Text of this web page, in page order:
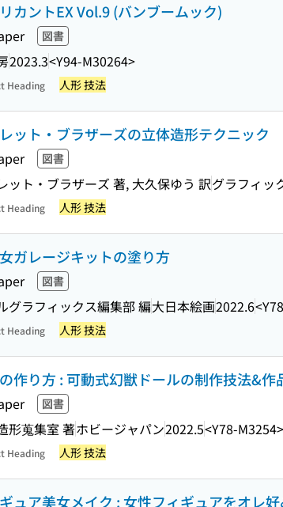
カントEX Vol.9 (バンブームック)
図書
2023.3<Y94-M30264>
Heading 人形 技法
ット・ブラザーズの立体造形テクニック
図書
ット・ブラザーズ 著, 大久保ゆう 訳グラフィッ
Heading 人形 技法
ガレージキットの塗り方
図書
グラフィックス編集部 編大日本絵画2022.6
Heading 人形 技法
作り方 : 可動式幻獣ドールの制作技法&
図書
形蒐集室 著ホビージャパン2022.5<Y78-M3254>
Heading 人形 技法
ュア美女メイク : 女性フィギュアをオレ